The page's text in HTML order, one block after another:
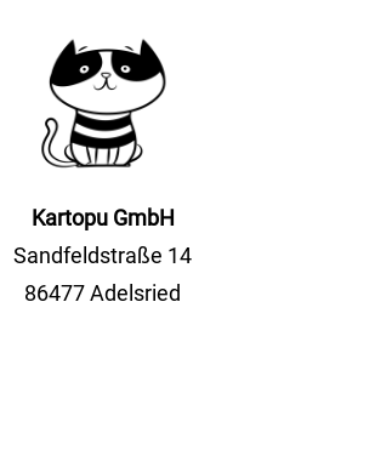
Kartopu GmbH
Sandfeldstraße 14
86477 Adelsried